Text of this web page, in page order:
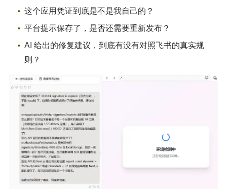
这个应用凭证到底是不是我自己的？
平台提示保存了，是否还需要重新发布？
AI 给出的修复建议，到底有没有对照飞书的真实规
则？